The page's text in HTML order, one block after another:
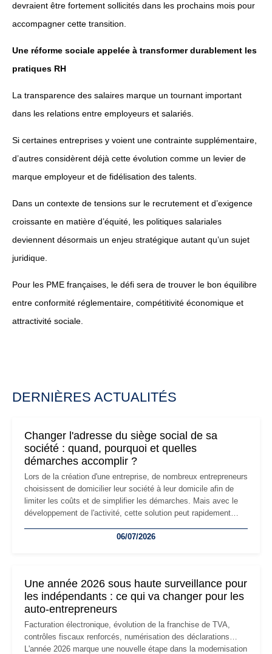
devraient être fortement sollicités dans les prochains mois pour
accompagner cette transition.
Une réforme sociale appelée à transformer durablement les
pratiques RH
La transparence des salaires marque un tournant important
dans les relations entre employeurs et salariés.
Si certaines entreprises y voient une contrainte supplémentaire,
d’autres considèrent déjà cette évolution comme un levier de
marque employeur et de fidélisation des talents.
Dans un contexte de tensions sur le recrutement et d’exigence
croissante en matière d’équité, les politiques salariales
deviennent désormais un enjeu stratégique autant qu’un sujet
juridique.
Pour les PME françaises, le défi sera de trouver le bon équilibre
entre conformité réglementaire, compétitivité économique et
attractivité sociale.
DERNIÈRES ACTUALITÉS
Changer l'adresse du siège social de sa
société : quand, pourquoi et quelles
démarches accomplir ?
Lors de la création d'une entreprise, de nombreux entrepreneurs
choisissent de domicilier leur société à leur domicile afin de
limiter les coûts et de simplifier les démarches. Mais avec le
développement de l'activité, cette solution peut rapidement
professionnels, recrutement, image de marque… Le
06/07/2026
Une année 2026 sous haute surveillance pour
les indépendants : ce qui va changer pour les
auto-entrepreneurs
Facturation électronique, évolution de la franchise de TVA,
contrôles fiscaux renforcés, numérisation des déclarations…
L'année 2026 marque une nouvelle étape dans la modernisation